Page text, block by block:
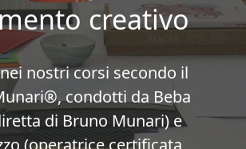
creativo
nei nostri corsi secondo il
condotti da Beba
di Bruno Munari) e
(operatrice certificata